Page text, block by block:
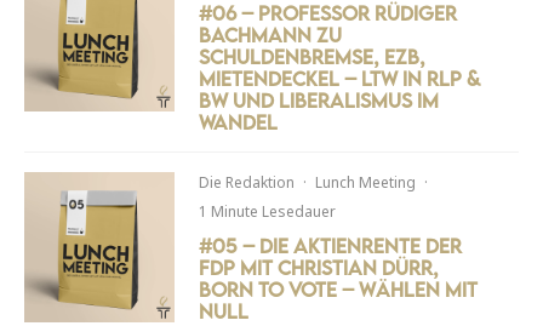
#06 – Professor Rüdiger
Bachmann zu
Schuldenbremse, EZB,
Mietendeckel – LTW in RLP &
BW und Liberalismus im
Wandel
Die Redaktion · Lunch Meeting ·
1 Minute Lesedauer
#05 – Die Aktienrente der
FDP mit Christian Dürr,
Born to Vote – Wählen mit
Null